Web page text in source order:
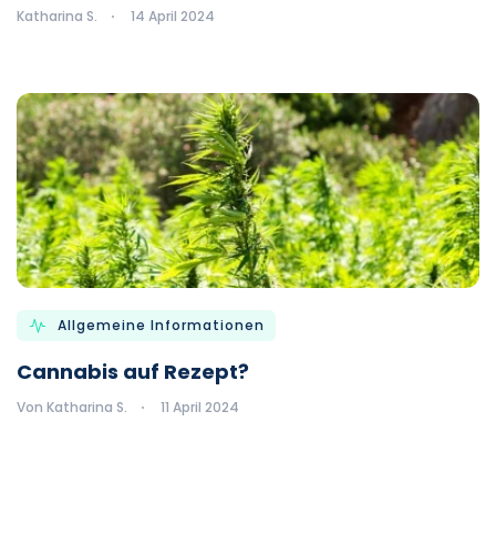
Katharina S. 14 April 2024
Allgemeine Informationen
Cannabis auf Rezept?
Von Katharina S. 11 April 2024